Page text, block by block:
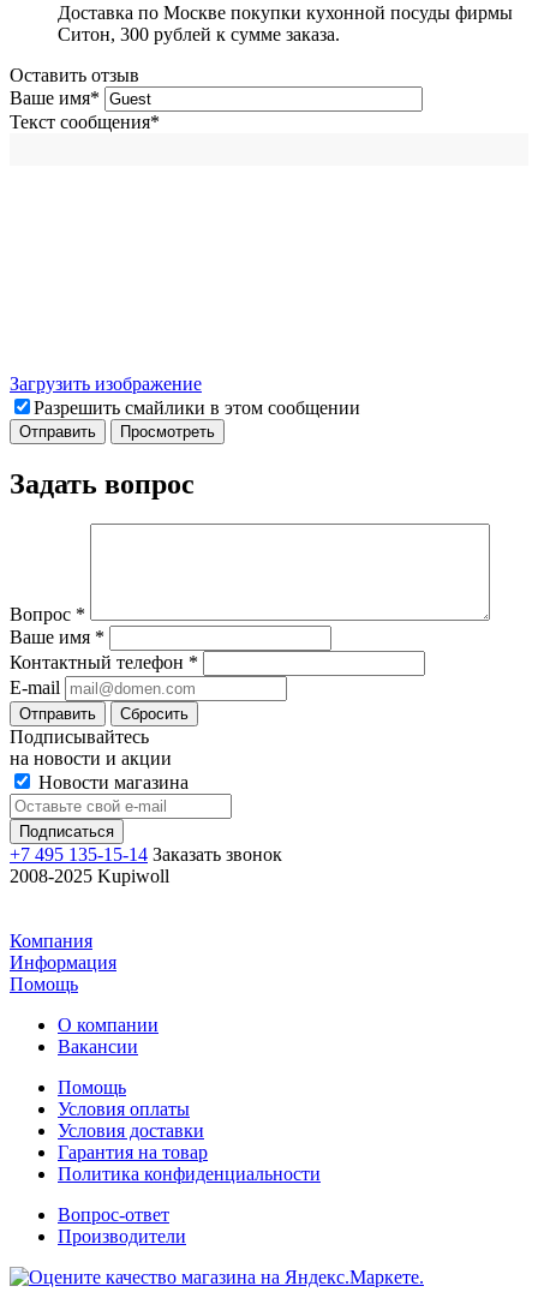
Доставка по Москве покупки кухонной посуды фирмы
Ситон, 300 рублей к сумме заказа.
Оставить отзыв
Ваше имя*
Текст сообщения*
Загрузить изображение
Разрешить смайлики в этом сообщении
Задать вопрос
Вопрос *
Ваше имя *
Контактный телефон *
E-mail
Отправить Сбросить
Подписывайтесь
на новости и акции
Новости магазина
+7 495 135-15-14 Заказать звонок
2008-2025 Kupiwoll
Компания
Информация
Помощь
О компании
Вакансии
Помощь
Условия оплаты
Условия доставки
Гарантия на товар
Политика конфиденциальности
Вопрос-ответ
Производители